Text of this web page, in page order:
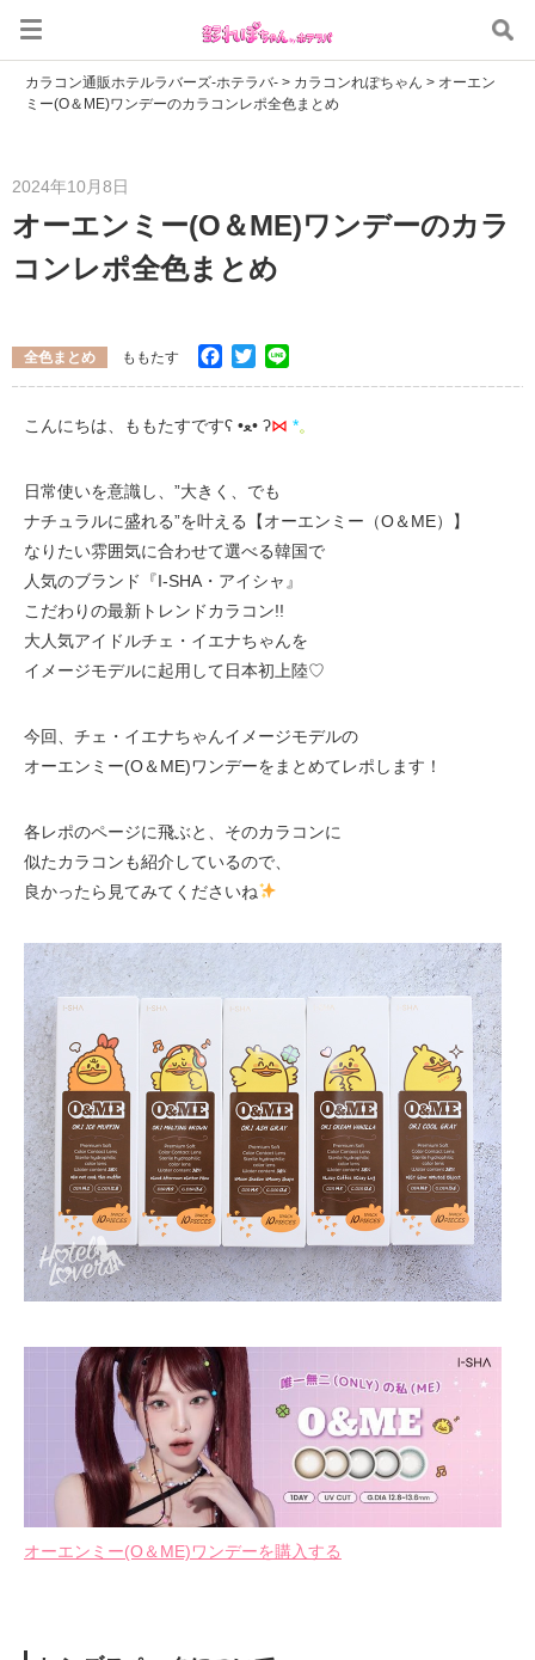
カラコン通販ホテルラバーズ-ホテラバ- > カラコンれぽちゃん > オーエン
ミー(O＆ME)ワンデーのカラコンレポ全色まとめ
2024年10月8日
オーエンミー(O＆ME)ワンデーのカラ
コンレポ全色まとめ
全色まとめ ももたす Facebook
Twitter
こんにちは、ももたすですʕ •ﻌ• ʔ⋈ *。
日常使いを意識し、”大きく、でも
ナチュラルに盛れる”を叶える【オーエンミー（O＆ME）】
なりたい雰囲気に合わせて選べる韓国で
人気のブランド『I-SHA・アイシャ』
こだわりの最新トレンドカラコン!!
大人気アイドルチェ・イエナちゃんを
イメージモデルに起用して日本初上陸♡
今回、チェ・イエナちゃんイメージモデルの
オーエンミー(O＆ME)ワンデーをまとめてレポします！
各レポのページに飛ぶと、そのカラコンに
似たカラコンも紹介しているので、
良かったら見てみてくださいね
オーエンミー(O＆ME)ワンデーを購入する